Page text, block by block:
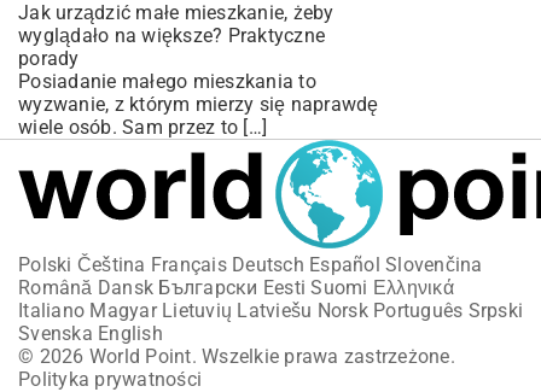
Jak urządzić małe mieszkanie, żeby
wyglądało na większe? Praktyczne
porady
Posiadanie małego mieszkania to
wyzwanie, z którym mierzy się naprawdę
wiele osób. Sam przez to […]
Polski Čeština Français Deutsch Español Slovenčina
Română Dansk Български Eesti Suomi Ελληνικά
Italiano Magyar Lietuvių Latviešu Norsk Português Srpski
Svenska English
© 2026 World Point. Wszelkie prawa zastrzeżone.
Polityka prywatności